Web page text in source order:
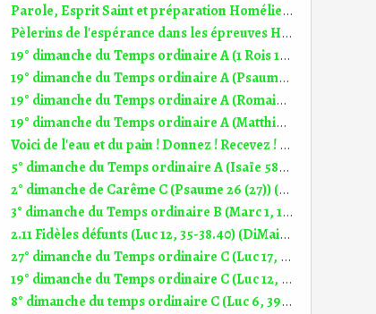
Parole, Esprit Saint et préparation Homélie 2° dim Avent A (7.12.2025)
Pèlerins de l'espérance dans les épreuves Homélie 33° dim TO C (16.11.2025)
19° dimanche du Temps ordinaire A (1 Rois 19, 9a.11-13a) (DiMail 346)
19° dimanche du Temps ordinaire A (Psaume 84 (85)) (DiMail 539)
19° dimanche du Temps ordinaire A (Romains 9, 1-5) (DiMail 347)
19° dimanche du Temps ordinaire A (Matthieu 14, 22-33) (DiMail 348)
Voici de l'eau et du pain ! Donnez ! Recevez ! Homélie 18° dim TO A (2.08.2026)
5° dimanche du Temps ordinaire A (Isaïe 58, 7-10) (DiMail 153)
2° dimanche de Carême C (Psaume 26 (27)) (DiMail 496)
3° dimanche du Temps ordinaire B (Marc 1, 14-20) (DiMail 55)
2.11 Fidèles défunts (Luc 12, 35-38.40) (DiMail 93)
27° dimanche du Temps ordinaire C (Luc 17, 5-10) (DiMail 137)
19° dimanche du Temps ordinaire C (Luc 12, 32-48) (DiMail 129)
8° dimanche du temps ordinaire C (Luc 6, 39-45) (DiMail 653)